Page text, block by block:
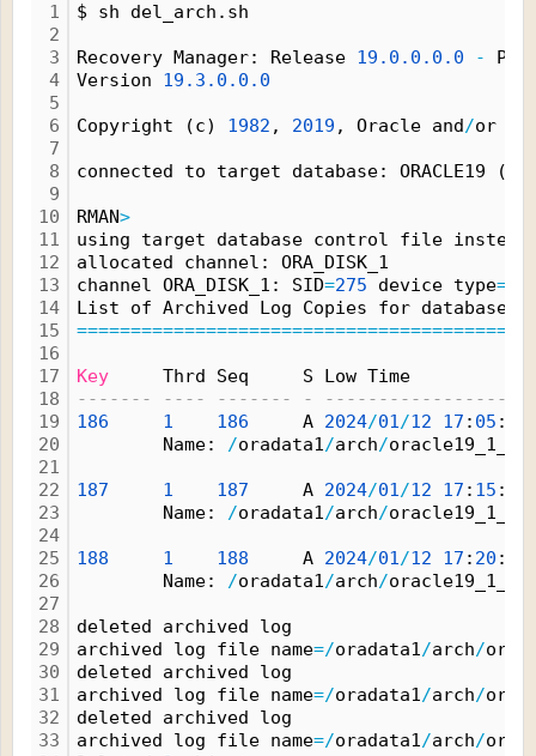
1
2
3
4
5
6
7
8
9
10
11
12
13
14
15
16
17
18
19
20
21
22
23
24
25
26
27
28
29
30
31
32
33
$ sh del_arch.sh
Recovery Manager: Release 19. 0. 0. 0. 0 -
Version 19. 3. 0. 0. 0
Copyright (c) 1982 , 2019 , Oracle and/or
connected to target database: ORACLE19
RMAN>
using target database control file instead
allocated channel: ORA_DISK_1
channel ORA_DISK_1: SID=275 device type=
List of Archived Log Copies for database
========================================
Key Thrd Seq     S Low Time
------- ---- ------- - -------------------
186
1 186 A 2024/01/12 17 : 05 :
Name: /oradata1/arch/
187 1 187 A 2024/01/12 17 : 15 :
Name: /oradata1/arch/
188 1 188 A 2024/01/12 17 : 20 :
Name: /oradata1/arch/
deleted archived log
archived log file name=/oradata1/arch/
deleted archived log
archived log file name=/oradata1/arch/
deleted archived log
archived log file name=/oradata1/arch/